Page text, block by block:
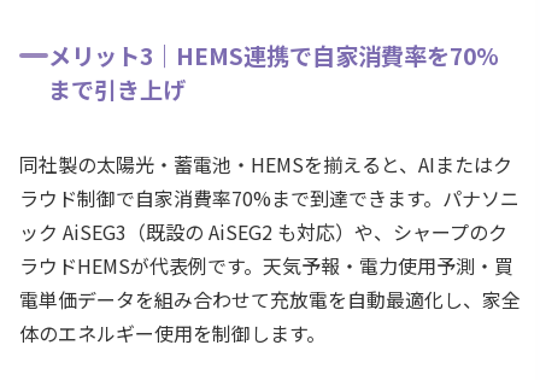
メリット3｜HEMS連携で自家消費率を70%
まで引き上げ
同社製の太陽光・蓄電池・HEMSを揃えると、AIまたはク
ラウド制御で自家消費率70%まで到達できます。パナソニ
ック AiSEG3（既設の AiSEG2 も対応）や、シャープのク
ラウドHEMSが代表例です。天気予報・電力使用予測・買
電単価データを組み合わせて充放電を自動最適化し、家全
体のエネルギー使用を制御します。